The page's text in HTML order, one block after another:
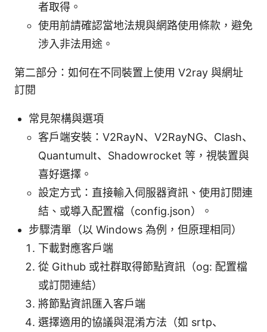
者取得。
使用前請確認當地法規與網路使用條款，避免
涉入非法用途。
第二部分：如何在不同裝置上使用 V2ray 與網址
訂閱
常見架構與選項
客戶端安裝：V2RayN、V2RayNG、Clash、
Quantumult、Shadowrocket 等，視裝置與
喜好選擇。
設定方式：直接輸入伺服器資訊、使用訂閱連
結、或導入配置檔（config.json）。
步驟清單（以 Windows 為例，但原理相同）
下載對應客戶端
從 Github 或社群取得節點資訊（og: 配置檔
或訂閱連結）
將節點資訊匯入客戶端
選擇適用的協議與混淆方法（如 srtp、